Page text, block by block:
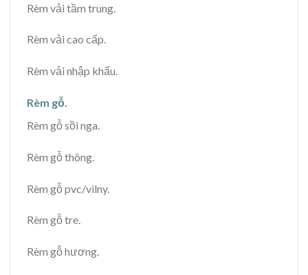
Rèm vải tầm trung.
Rèm vải cao cấp.
Rèm vải nhập khẩu.
Rèm gỗ.
Rèm gỗ sồi nga.
Rèm gỗ thông.
Rèm gỗ pvc/vilny.
Rèm gỗ tre.
Rèm gỗ hương.